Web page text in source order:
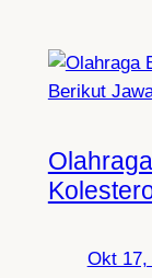
Okt 17,